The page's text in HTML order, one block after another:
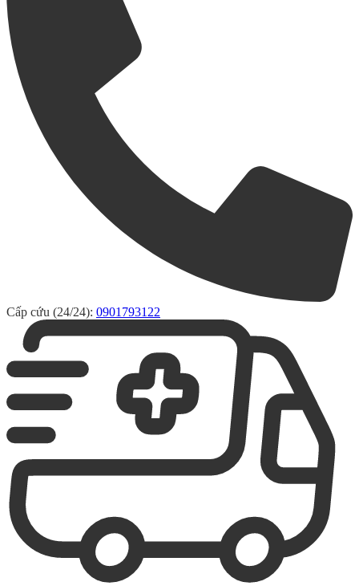
Cấp cứu (24/24): 0901793122